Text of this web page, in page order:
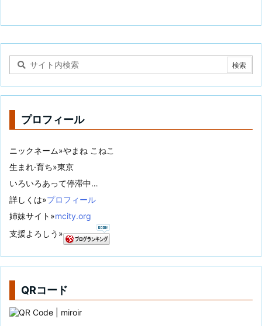
プロフィール
ニックネーム»やまね こねこ
生まれ·育ち»東京
いろいろあって停滞中…
詳しくは»プロフィール
姉妹サイト»mcity.org
支援よろしう»
QRコード